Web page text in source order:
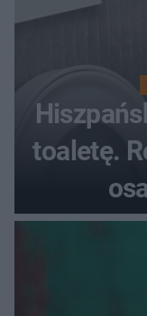
toaletę.